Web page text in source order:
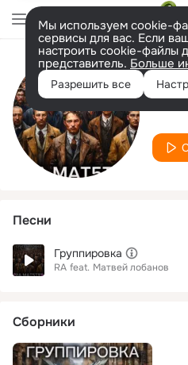
Мы используем cookie-
сервисы для вас. Если
настроить cookie-файлы
представитель. Больше
Разрешить все
Песни
Группировка
RA feat. Матвей лобанов
Сборники